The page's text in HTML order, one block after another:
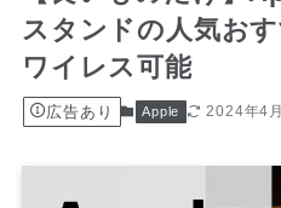
スタンドの人気お
ワイレス可能
広告あり Apple 2024年4